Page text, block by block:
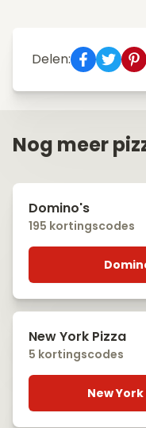
Delen:
Nog meer
Domino's
195 kortingscodes
New York Pizza
5 kortingscodes
New